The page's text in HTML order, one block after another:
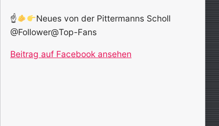
☝
Neues von der Pittermanns Scholl
@Follower@Top-Fans
Beitrag auf Facebook ansehen